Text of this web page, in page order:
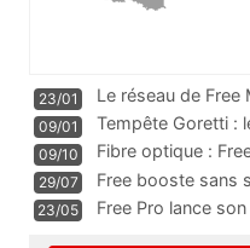
23/01
Le réseau de
m
09/01
Tempête Goretti :
09/10
Fibre optique :
pass
29/07
Free booste sans
23/05 Free Pro lance